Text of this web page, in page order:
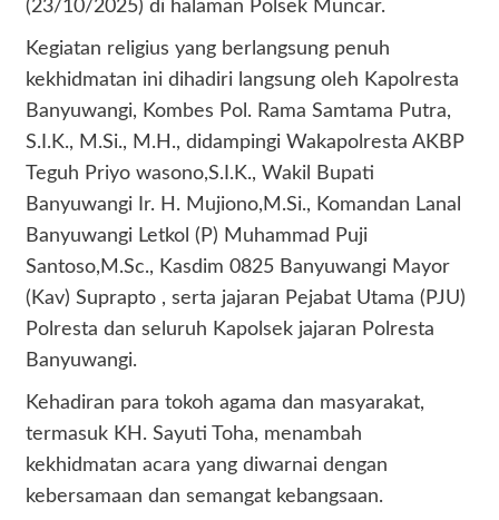
(23/10/2025) di halaman Polsek Muncar.
Kegiatan religius yang berlangsung penuh
kekhidmatan ini dihadiri langsung oleh Kapolresta
Banyuwangi, Kombes Pol. Rama Samtama Putra,
S.I.K., M.Si., M.H., didampingi Wakapolresta AKBP
Teguh Priyo wasono,S.I.K., Wakil Bupati
Banyuwangi Ir. H. Mujiono,M.Si., Komandan Lanal
Banyuwangi Letkol (P) Muhammad Puji
Santoso,M.Sc., Kasdim 0825 Banyuwangi Mayor
(Kav) Suprapto , serta jajaran Pejabat Utama (PJU)
Polresta dan seluruh Kapolsek jajaran Polresta
Banyuwangi.
Kehadiran para tokoh agama dan masyarakat,
termasuk KH. Sayuti Toha, menambah
kekhidmatan acara yang diwarnai dengan
kebersamaan dan semangat kebangsaan.